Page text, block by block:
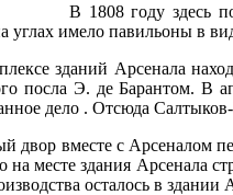
В 1808 году здесь
углах имело павильоны в
зданий Арсенала
посла Э. де Барантом. В
дело . Отсюда
двор вместе с Арсеналом
на месте здания Арсенала
осталось в здании